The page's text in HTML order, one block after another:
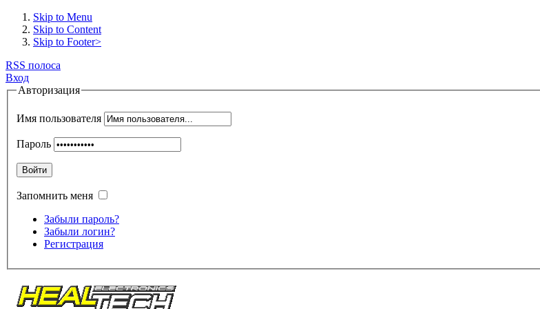
Skip to Menu
Skip to Content
Skip to Footer>
RSS полоса
Вход
Авторизация
Имя пользователя
Пароль
Войти
Запомнить меня
Забыли пароль?
Забыли логин?
Регистрация